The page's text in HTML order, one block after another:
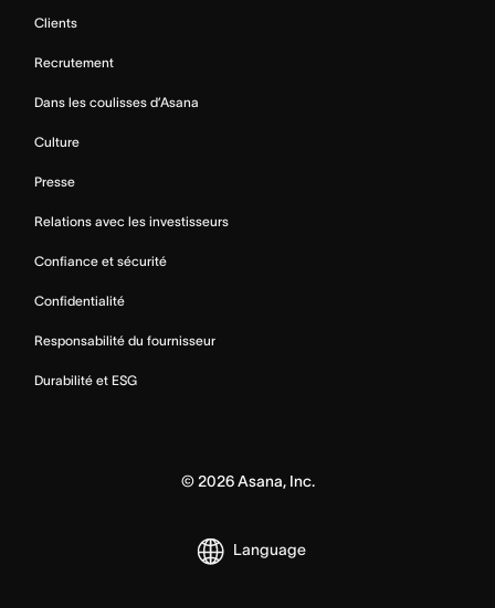
Clients
Recrutement
Dans les coulisses d’Asana
Culture
Presse
Relations avec les investisseurs
Confiance et sécurité
Confidentialité
Responsabilité du fournisseur
Durabilité et ESG
© 2026Asana, Inc.
Language